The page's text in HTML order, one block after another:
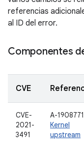
referencias
al ID del error.
Componentes
CVE
CVE-
2021-
3491
A-
Kernel
upstream